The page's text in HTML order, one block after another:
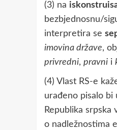
(3) na
bezbjednosnu/
interpretira se
imovina države,
privredni, pravni i
(4) Vlast RS-e
urađeno pisalo bi
Republika srpska
o nadležnostima